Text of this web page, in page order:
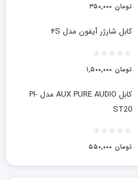
۳۵۰,۰۰۰ تومان
کابل شارژر آیفون مدل ۴S
۱,۵۰۰,۰۰۰ تومان
کابل AUX PURE AUDIO مدل PI-
ST20
۵۵۰,۰۰۰ تومان